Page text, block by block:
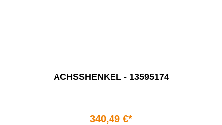
ACHSSHENKEL - 13595174
340,49 €*